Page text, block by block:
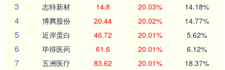
3 志特新材 14.8 20.03% 14.18%
4 博腾股份 20.44 20.02% 14.77%
5 近岸蛋白 46.72 20.01% 5.62%
6 毕得医药 61.6 20.01% 6.12%
7 五洲医疗 83.62 20.01% 18.37%